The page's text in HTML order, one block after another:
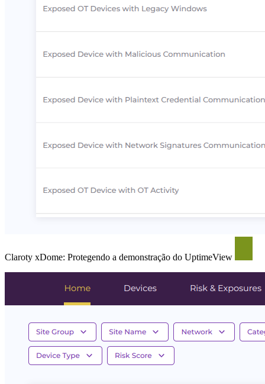
Claroty xDome: Protegendo a demonstração do UptimeView